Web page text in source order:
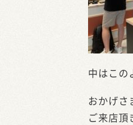
中はこの
おかげさ
ご来店頂